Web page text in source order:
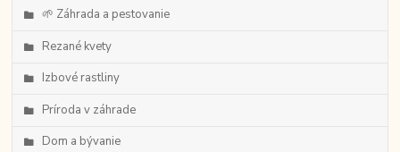
🌱 Záhrada a pestovanie
Rezané kvety
Izbové rastliny
Príroda v záhrade
Dom a bývanie